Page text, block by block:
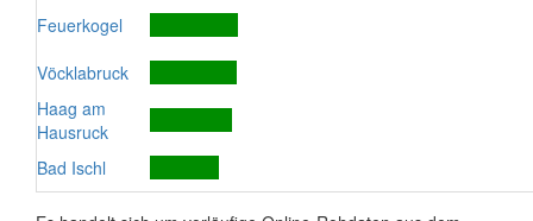
Feuerkogel
Vöcklabruck
Haag am
Hausruck
Bad Ischl